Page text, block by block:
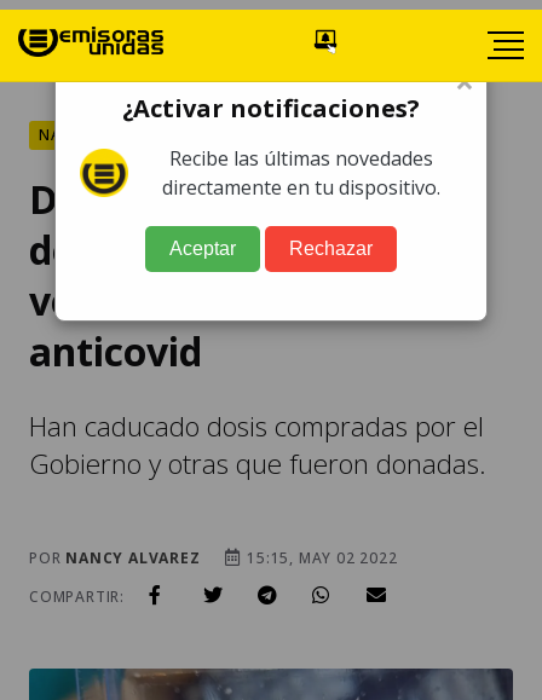
NACIONALES
Diputada señala pérdida
de Q416 millones por
vencimiento de vacunas
anticovid
Han caducado dosis compradas por el
Gobierno y otras que fueron donadas.
POR NANCY ALVAREZ
15:15, MAY 02 2022
COMPARTIR:
×
¿Activar notificaciones?
Recibe las últimas novedades
directamente en tu dispositivo.
Aceptar Rechazar